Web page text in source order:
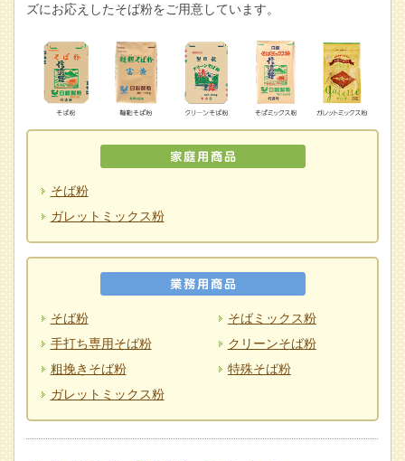
ズにお応えしたそば粉をご用意しています。
そば粉
ガレットミックス粉
そば粉
そばミックス粉
手打ち専用そば粉
クリーンそば粉
粗挽きそば粉
特殊そば粉
ガレットミックス粉